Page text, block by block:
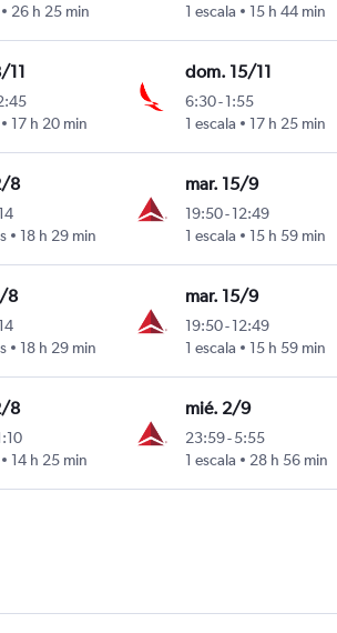
26 h 25 min
1 escala
15 h 44 min
11
17 h 20 min
dom. 15/11
6:30-1:55
1 escala
17 h 25 min
8
18 h 29 min
mar. 15/9
19:50-12:49
1 escala
15 h 59 min
8
18 h 29 min
mar. 15/9
19:50-12:49
1 escala
15 h 59 min
8
14 h 25 min
mié. 2/9
23:59-5:55
1 escala
28 h 56 min